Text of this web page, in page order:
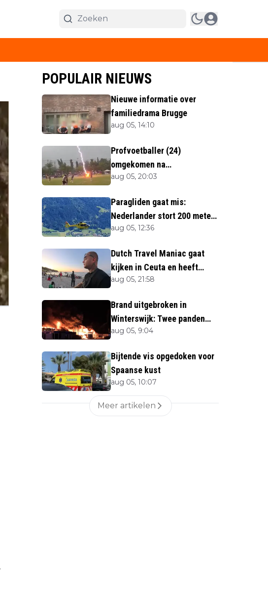
POPULAIR NIEUWS
Nieuwe informatie over
familiedrama Brugge
aug 05, 14:10
Profvoetballer (24)
omgekomen na
blikseminslag tijdens
aug 05, 20:03
Paragliden gaat mis:
Nederlander stort 200 meter
naar beneden
aug 05, 12:36
Dutch Travel Maniac gaat
kijken in Ceuta en heeft
twijfels bij berichtgeving
aug 05, 21:58
Brand uitgebroken in
Winterswijk: Twee panden
verloren
aug 05, 9:04
Bijtende vis opgedoken voor
Spaanse kust
aug 05, 10:07
Meer artikelen